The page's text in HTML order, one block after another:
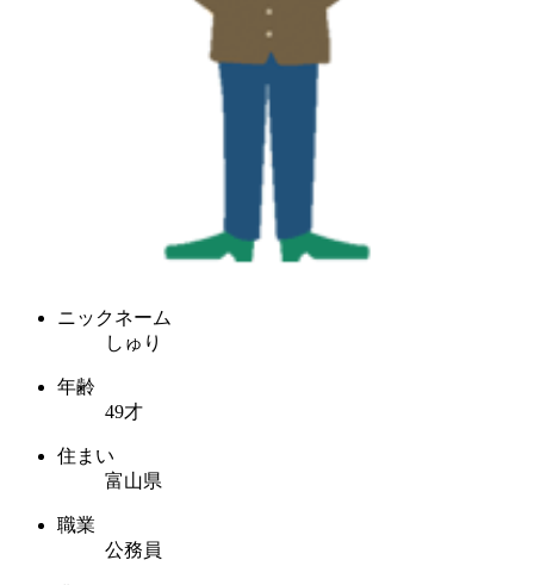
ニックネーム
しゅり
年齢
49才
住まい
富山県
職業
公務員